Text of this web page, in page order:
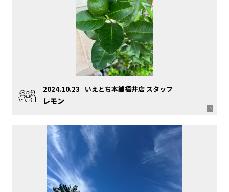
2024.10.23 いえとち本舗福井店 スタッフ
レモン